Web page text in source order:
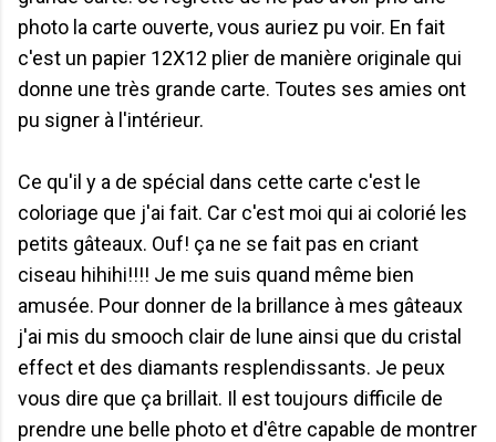
photo la carte ouverte, vous auriez pu voir. En fait
c'est un papier 12X12 plier de manière originale qui
donne une très grande carte. Toutes ses amies ont
pu signer à l'intérieur.
Ce qu'il y a de spécial dans cette carte c'est le
coloriage que j'ai fait. Car c'est moi qui ai colorié les
petits gâteaux. Ouf! ça ne se fait pas en criant
ciseau hihihi!!!! Je me suis quand même bien
amusée. Pour donner de la brillance à mes gâteaux
j'ai mis du smooch clair de lune ainsi que du cristal
effect et des diamants resplendissants. Je peux
vous dire que ça brillait. Il est toujours difficile de
prendre une belle photo et d'être capable de montrer